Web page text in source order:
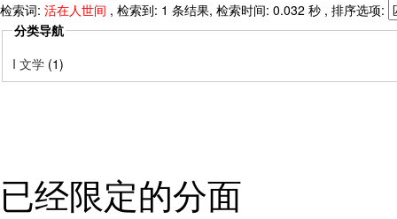
检索词: 活在人世间 , 检索到: 1 条结果, 检索时间: 0.032 秒 , 排序选项:
分类导航
I 文学 (1)
已经限定的分面